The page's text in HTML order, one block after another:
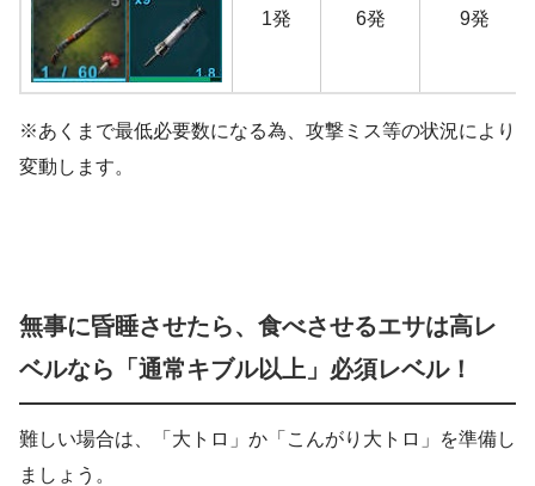
1発 6発 9発
※あくまで最低必要数になる為、攻撃ミス等の状況により
変動します。
無事に昏睡させたら、食べさせるエサは高レ
ベルなら「通常キブル以上」必須レベル！
難しい場合は、「大トロ」か「こんがり大トロ」を準備し
ましょう。